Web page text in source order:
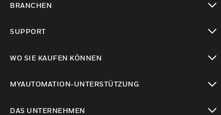
BRANCHEN
SUPPORT
WO SIE KAUFEN KÖNNEN
MYAUTOMATION-UNTERSTÜTZUNG
DAS UNTERNEHMEN